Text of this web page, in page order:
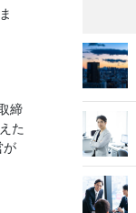
締
た
が